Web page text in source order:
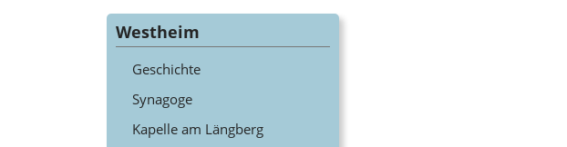
Westheim
Geschichte
Synagoge
Kapelle am Längberg